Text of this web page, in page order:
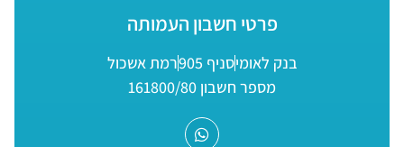
פרטי חשבון העמותה
בנק לאומיסניף 905
רמת אשכול
מספר חשבון 161800/80